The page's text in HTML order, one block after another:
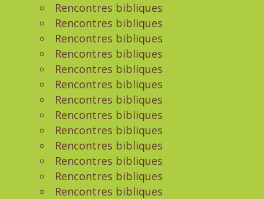
Rencontres bibliques
Rencontres bibliques
Rencontres bibliques
Rencontres bibliques
Rencontres bibliques
Rencontres bibliques
Rencontres bibliques
Rencontres bibliques
Rencontres bibliques
Rencontres bibliques
Rencontres bibliques
Rencontres bibliques
Rencontres bibliques